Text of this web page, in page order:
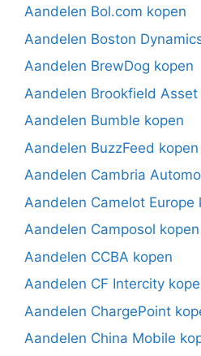
Aandelen Bol.com kopen
Aandelen Boston
Aandelen BrewDog kopen
Aandelen Brookfield
Aandelen Bumble kopen
Aandelen BuzzFeed kopen
Aandelen Cambria
Aandelen Camelot Europe
Aandelen Camposol kopen
Aandelen CCBA kopen
Aandelen CF Intercity
Aandelen ChargePoint
Aandelen China Mobile